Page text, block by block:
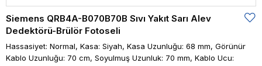
Siemens QRB4A-B070B70B Sıvı Yakıt Sarı Alev
Dedektörü-Brülör Fotoseli
Hassasiyet: Normal, Kasa: Siyah, Kasa Uzunluğu: 68 mm, Görünür
Kablo Uzunluğu: 70 cm, Soyulmuş Uzunluk: 70 mm, Kablo Ucu: